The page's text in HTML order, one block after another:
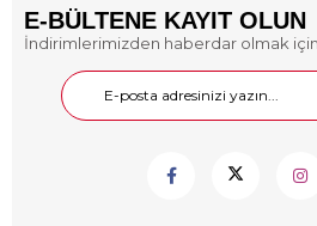
E-BÜLTENE KAYIT OLUN
İndirimlerimizden haberdar olmak için